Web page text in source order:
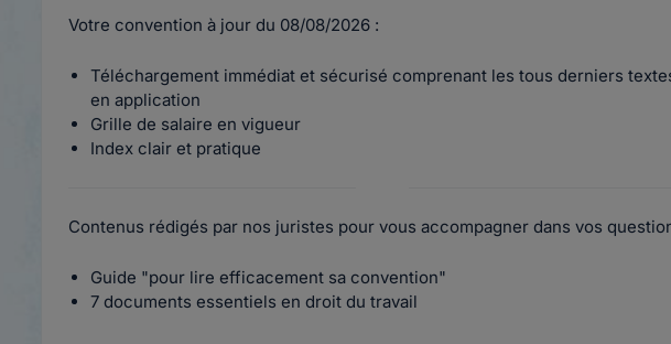
Votre convention à jour du 08/08/2026 :
Téléchargement immédiat et sécurisé comprenant les tous derniers
en application
Grille de salaire en vigueur
Index clair et pratique
Contenus rédigés par nos juristes pour vous accompagner dans vos
Guide "pour lire efficacement sa convention"
7 documents essentiels en droit du travail